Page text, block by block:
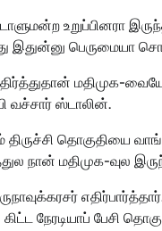
உறுப்பினரா
இதுன்னு பெருமையா
மதிமுக-
வச்சார் ஸ்டாலின்.
தொகுதியை
நான் மதிமுக-வுல
நேரடியாப் பேசி